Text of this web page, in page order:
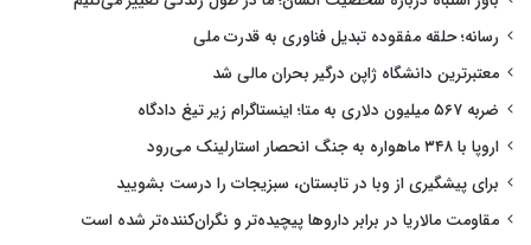
رسانه؛ حلقه مفقوده تبدیل فناوری به قدرت ملی
معتبرترین دانشگاه ژاپن درگیر بحران مالی شد
ضربه ۵۶۷ میلیون دلاری به متا؛ اینستاگرام زیر تیغ دادگاه
اروپا با ۳۴۸ ماهواره به جنگ انحصار استارلینک می‌رود
برای پیشگیری از وبا در تابستان، سبزیجات را درست بشویید
مقاومت مالاریا در برابر داروها پیچیده‌تر و نگران‌کننده‌تر شده است